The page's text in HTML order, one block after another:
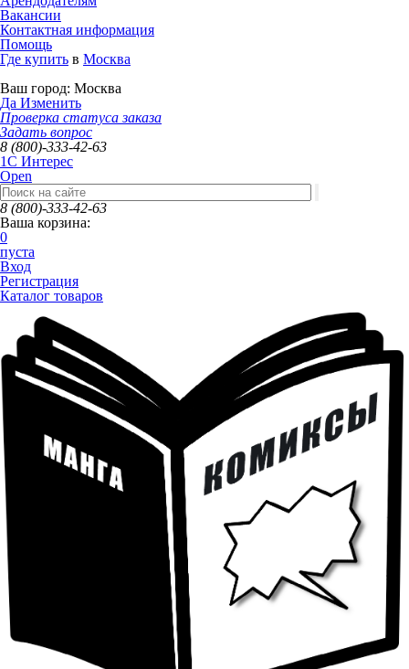
Вакансии
Контактная информация
Помощь
Где купить в Москва
Ваш город: Москва
Да Изменить
Проверка статуса заказа
Задать вопрос
8 (800)-333-42-63
1C Интерес
Open
8 (800)-333-42-63
Ваша корзина:
0
пуста
Вход
Регистрация
Каталог товаров